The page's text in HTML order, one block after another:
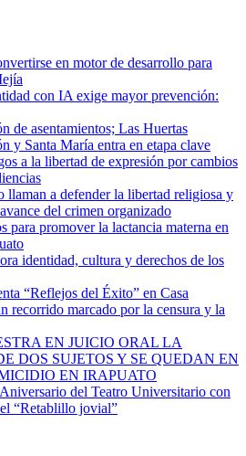
en motor de desarrollo para
con IA exige mayor prevención:
de asentamientos; Las Huertas
y Santa María entra en etapa clave
a la libertad de expresión por cambios
llaman a defender la libertad religiosa y
del crimen organizado
para promover la lactancia materna en
identidad, cultura y derechos de los
“Reflejos del Éxito” en Casa
recorrido marcado por la censura y la
EN JUICIO ORAL LA
DOS SUJETOS Y SE QUEDAN EN
EN IRAPUATO
del Teatro Universitario con
“Retablillo jovial”